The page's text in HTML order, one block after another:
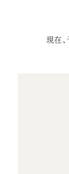
現在